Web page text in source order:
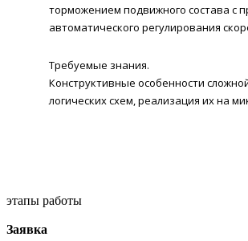
торможением подвижного состава с
автоматического регулирования
Требуемые знания.
Конструктивные особенности
логических схем, реализация их на
этапы работы
Заявка